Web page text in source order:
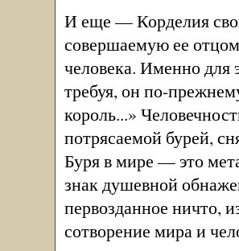
И еще — Корделия
совершаемую ее
человека. Именно для
требуя, он по-
король...»
потрясаемой бурей,
Буря в мире — это
знак душевной
первозданное ничто,
сотворение мира и